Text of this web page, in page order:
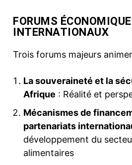
FORUMS
INTERNATIONAUX
Trois forums majeurs
La souveraineté et la
Afrique : Réalité et
Mécanismes de
partenariats
développement du
alimentaires